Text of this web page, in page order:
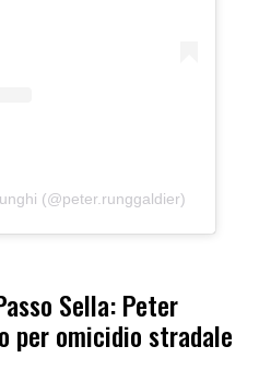
(@peter.runggaldier)
Sella: Peter
per omicidio stradale